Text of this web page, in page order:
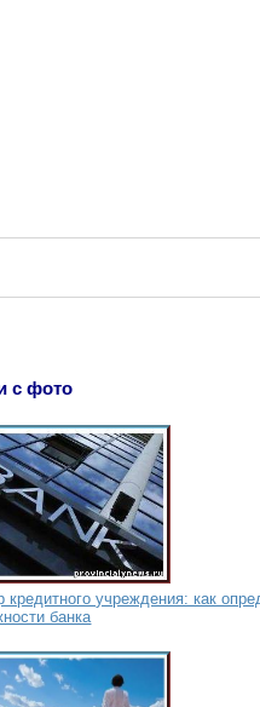
с фото
кредитного учреждения: как
банка